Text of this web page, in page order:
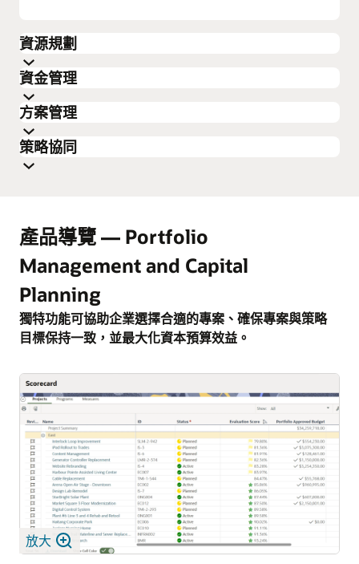
資源規劃
根據專案排程建立以角色為基礎的資源需求。複查專案
組合中所有專案的資源需求。使用情景規劃來評估不同
的專案和資源組合，從而更好地實現業務目標。
放大
資金管理
使用 Oracle Primavera Cloud 的專用資金頁面，建立並
限制不同預算類別的資金。根據專案組合中的專案分配
資金。隨著專案實際更新，直接或透過與財務系統整合
放大
方案管理
Oracle Primavera Cloud 提供方案管理工具，讓您能夠檢
放大
策略協同
資料豐富的討論。您可以使用可配置的評估矩陣對專案
進行評分，並根據其與策略目標和業務目標的整體契合
度，在每個專案組合中進行優先排序。
放大
產品導覽 — Portfolio
Management and Capital
Planning
獨特功能可協助企業選擇合適的專案、確保專案與策略
目標保持一致，並最大化資本預算效益。
放大